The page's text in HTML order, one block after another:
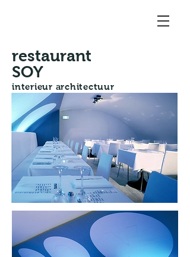
restaurant
SOY
interieur architectuur